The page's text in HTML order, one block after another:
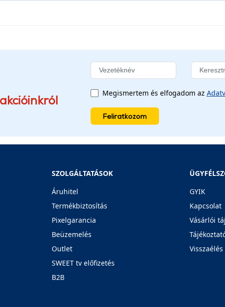
Megismertem és elfogadom az
Feliratkozom
SZOLGÁLTATÁSOK
Áruhitel
Termékbiztosítás
Pixelgarancia
Beüzemelés
Outlet
SWEET tv előfizetés
B2B
GYIK
Kapcsolat
Vásárlói